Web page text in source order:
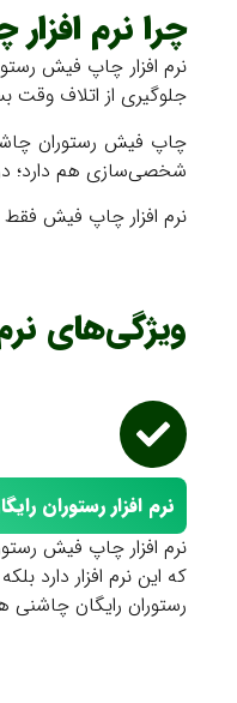
چرا نرم
نرم افزار چاپ فیش
جلوگیری از اتلاف وقت
چاپ فیش رستوران
شخصی‌سازی هم دارد؛ در
نرم افزار چاپ فیش فقط
ویژگی‌های
نرم افزار رستوران
نرم افزار چاپ فیش
که این نرم افزار دارد
رستوران رایگان